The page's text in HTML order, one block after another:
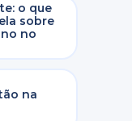
o que
sobre
no
na